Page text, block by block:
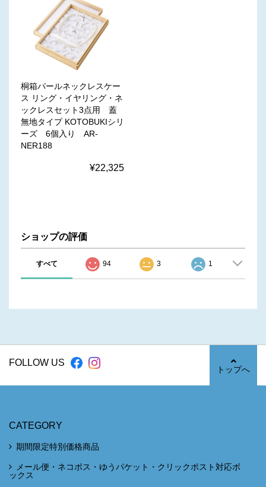
桐箱パールネックレスケー
ス リング・イヤリング・ネ
ックレスセット3点用 蓋
無地タイプ KOTOBUKIシリ
ーズ 6個入り AR-
NER188
¥22,325
ショップの評価
すべて 94 3 1
FOLLOW US
トップへ
CATEGORY
期間限定特別価格商品
メール便・ネコポス・ゆうパケット・クリックポスト対応ボ
ックス